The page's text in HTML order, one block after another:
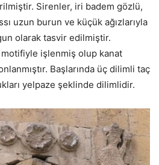
Sirenler, iri badem gözlü,
uzun burun ve küçük ağızlarıyla
olarak tasvir edilmiştir.
işlenmiş olup kanat
Başlarında üç dilimli taç
yelpaze şeklinde dilimlidir.